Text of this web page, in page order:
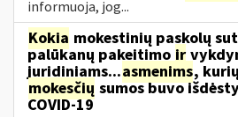
informuoja, jog...
Kokia mokestinių paskolų
palūkanų pakeitimo ir
juridiniams...asmenims,
mokesčių sumos buvo
COVID-19